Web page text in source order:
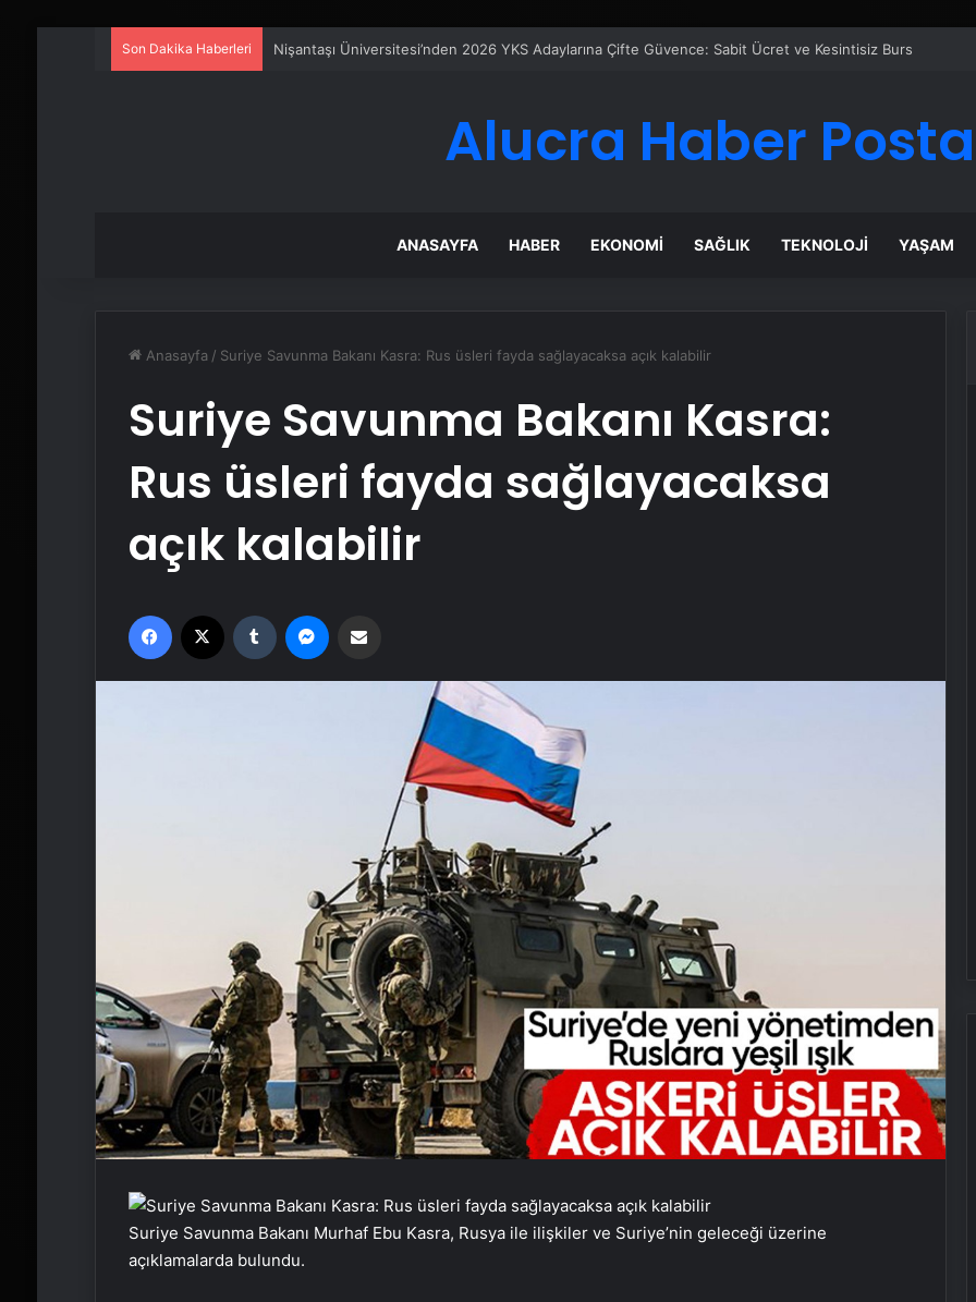
Son Dakika Haberleri Serjoy : Dijital Medya Ajansı, Google Reklam Ajansı, SEO Ajansı ve Web Tasarım Ajansı
Alucra Haber
ANASAYFA HABER EKONOMI SAĞLIK TEKNOLOJI YAŞAM
Anasayfa / Suriye Savunma Bakanı Kasra: Rus üsleri fayda sağlayacaksa açık kalabilir
Suriye Savunma Bakanı Kasra:
Rus üsleri fayda sağlayacaksa
açık kalabilir
Facebook Tumblr
Suriye Savunma Bakanı Murhaf Ebu Kasra, Rusya ile ilişkiler ve Suriye’nin geleceği üzerine
açıklamalarda bulundu.